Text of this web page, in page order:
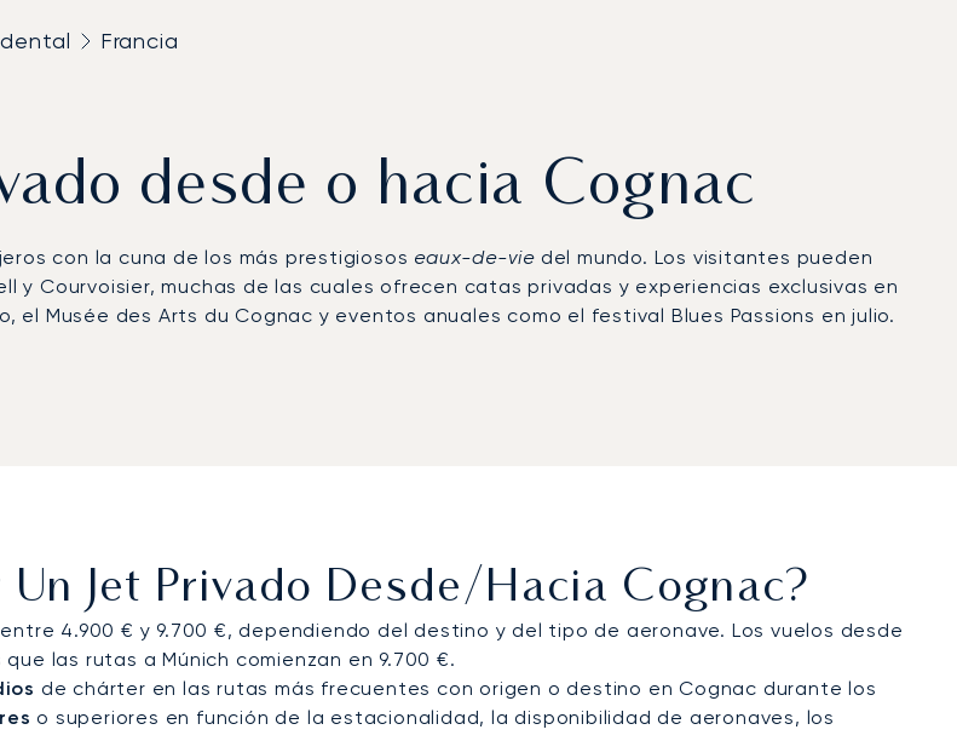
Francia
desde o hacia Cognac
con la cuna de los más prestigiosos eaux-de-vie del mundo. Los visitantes pueden
y Courvoisier, muchas de las cuales ofrecen catas privadas y experiencias exclusivas en
Musée des Arts du Cognac y eventos anuales como el festival Blues Passions en julio.
Angoulême-Cognac (ANG), situado a unos 50 kilómetros de Cognac y equipado con
Jet Privado Desde/hacia Cognac?
4.900 € y 9.700 €, dependiendo del destino y del tipo de aeronave. Los vuelos desde
las rutas a Múnich comienzan en 9.700 €.
de chárter en las rutas más frecuentes con origen o destino en Cognac durante los
o superiores en función de la estacionalidad, la disponibilidad de aeronaves, los